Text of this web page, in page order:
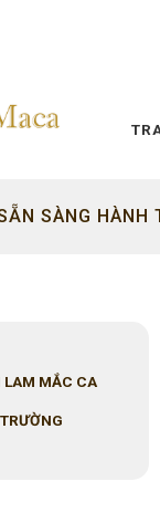
SÀNG HÀNH
LAM MẮC CA